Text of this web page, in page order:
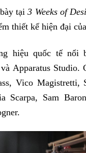
bày tại3 Weeks of
thiết kế hiện đại
hiệu quốc tế nổi
Apparatus
Vico Magistretti,
Scarpa, Sam